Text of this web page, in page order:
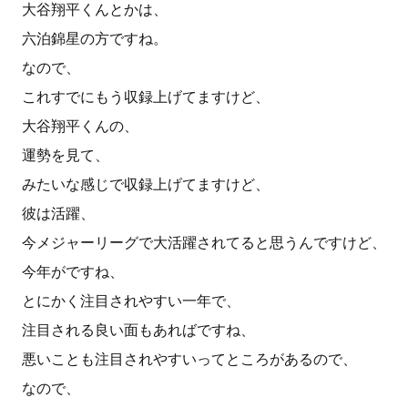
大谷翔平くんとかは、
六泊錦星の方ですね。
なので、
これすでにもう収録上げてますけど、
大谷翔平くんの、
運勢を見て、
みたいな感じで収録上げてますけど、
彼は活躍、
今メジャーリーグで大活躍されてると思うんですけど、
今年がですね、
とにかく注目されやすい一年で、
注目される良い面もあればですね、
悪いことも注目されやすいってところがあるので、
なので、